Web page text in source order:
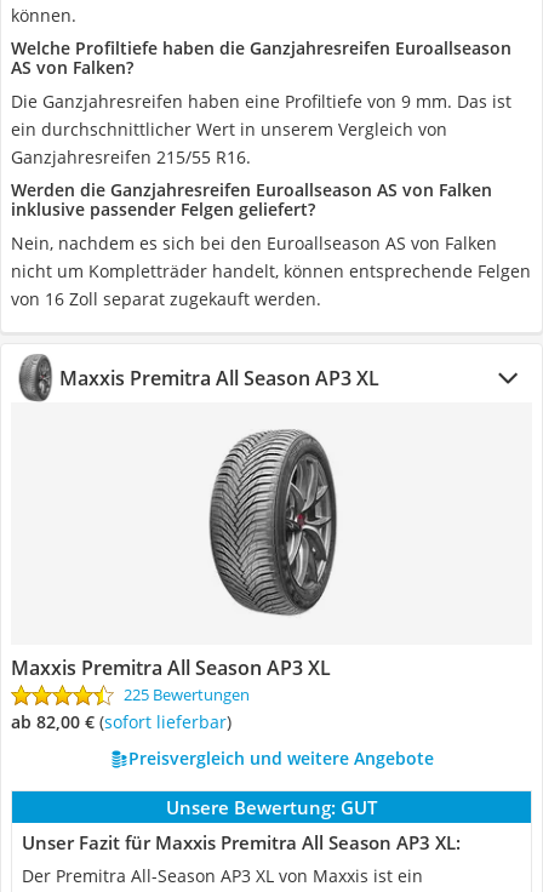
können.
Welche Profiltiefe haben die Ganzjahresreifen Euroallseason
AS von Falken?
Die Ganzjahresreifen haben eine Profiltiefe von 9 mm. Das ist
ein durchschnittlicher Wert in unserem Vergleich von
Ganzjahresreifen 215/55 R16.
Werden die Ganzjahresreifen Euroallseason AS von Falken
inklusive passender Felgen geliefert?
Nein, nachdem es sich bei den Euroallseason AS von Falken
nicht um Kompletträder handelt, können entsprechende Felgen
von 16 Zoll separat zugekauft werden.
Maxxis Premitra All Season AP3 XL
Maxxis Premitra All Season AP3 XL
225 Bewertungen
ab 82,00 € ( Sofort lieferbar)
Preisvergleich und weitere Angebote
Unsere Bewertung: GUT
Unser Fazit für Maxxis Premitra All Season AP3 XL:
Der Premitra All-Season AP3 XL von Maxxis ist ein